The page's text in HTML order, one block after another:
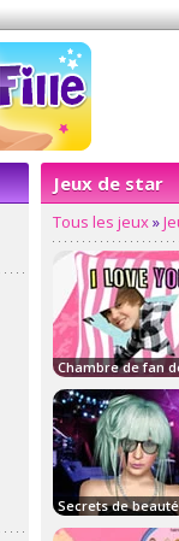
Jeux de star
Tous les jeux»